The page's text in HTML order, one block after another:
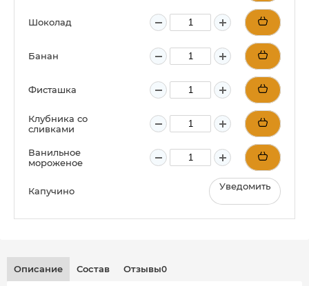
Шоколад
Банан
Фисташка
Клубника со
сливками
Ванильное
мороженое
Капучино Уведомить
Описание Состав Отзывы